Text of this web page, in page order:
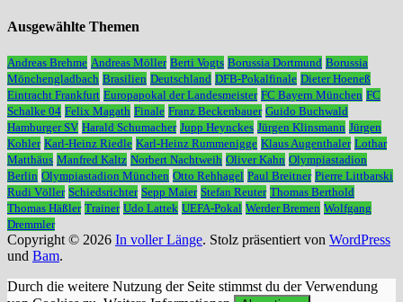
Ausgewählte Themen
Andreas Brehme Andreas Möller Berti Vogts Borussia Dortmund Borussia
Mönchengladbach Brasilien Deutschland DFB-Pokalfinale Dieter Hoeneß
Eintracht Frankfurt Europapokal der Landesmeister FC Bayern München FC
Schalke 04 Felix Magath Finale Franz Beckenbauer Guido Buchwald
Hamburger SV Harald Schumacher Jupp Heynckes Jürgen Klinsmann Jürgen
Kohler Karl-Heinz Riedle Karl-Heinz Rummenigge Klaus Augenthaler Lothar
Matthäus Manfred Kaltz Norbert Nachtweih Oliver Kahn Olympiastadion
Berlin Olympiastadion München Otto Rehhagel Paul Breitner Pierre Littbarski
Rudi Völler Schiedsrichter Sepp Maier Stefan Reuter Thomas Berthold
Thomas Häßler Trainer Udo Lattek UEFA-Pokal Werder Bremen Wolfgang
Dremmler
Copyright © 2026 In voller Länge. Stolz präsentiert von WordPress
und Bam.
Durch die weitere Nutzung der Seite stimmst du der Verwendung